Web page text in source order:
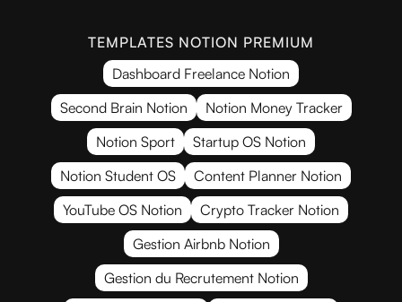
TEMPLATES NOTION PREMIUM
Dashboard Freelance Notion
Second Brain Notion
Notion Money Tracker
Notion Sport
Startup OS Notion
Notion Student OS
Content Planner Notion
YouTube OS Notion
Crypto Tracker Notion
Gestion Airbnb Notion
Gestion du Recrutement Notion